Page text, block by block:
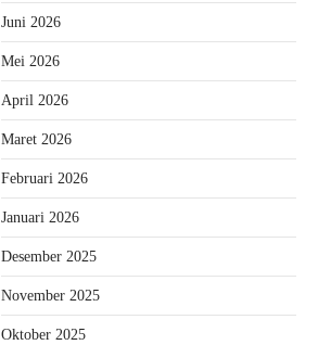
Juni 2026
Mei 2026
April 2026
Maret 2026
Februari 2026
Januari 2026
Desember 2025
November 2025
Oktober 2025